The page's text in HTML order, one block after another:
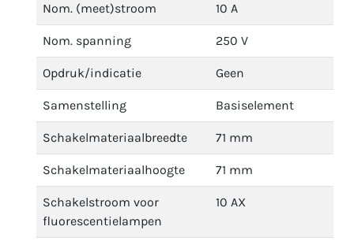
Nom. (meet)stroom 10 A
Nom. spanning 250 V
Opdruk/indicatie Geen
Samenstelling Basiselement
Schakelmateriaalbreedte 71 mm
Schakelmateriaalhoogte 71 mm
Schakelstroom voor
fluorescentielampen
10 AX